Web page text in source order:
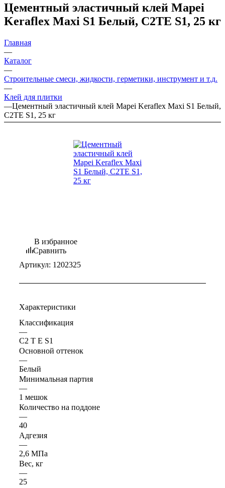
Цементный эластичный клей Mapei
Keraflex Maxi S1 Белый, C2TE S1, 25 кг
Главная
—
Каталог
—
Строительные смеси, жидкости, герметики, инструмент и т.д.
—
Клей для плитки
—Цементный эластичный клей Mapei Keraflex Maxi S1 Белый,
C2TE S1, 25 кг
В избранное
Сравнить
Артикул: 1202325
Характеристики
Классификация
—
C2 T E S1
Основной оттенок
—
Белый
Минимальная партия
—
1 мешок
Количество на поддоне
—
40
Адгезия
—
2,6 МПа
Вес, кг
—
25